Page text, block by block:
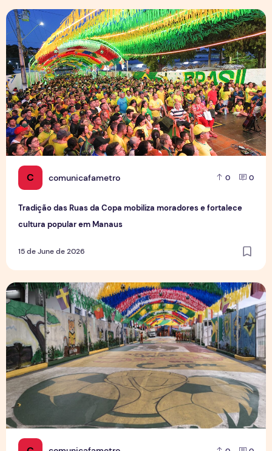
C comunicafametro 0 0
Tradição das Ruas da Copa mobiliza moradores e fortalece
cultura popular em Manaus
15 de June de 2026
Tradição das Ruas da Copa mobiliza moradores e
Rua da Copa na Compensa: Os preparativos da Semulsp